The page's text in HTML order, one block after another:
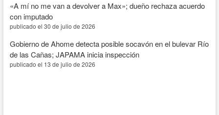
«A mí no me van a devolver a Max»; dueño rechaza acuerdo
con imputado
publicado el 30 de julio de 2026
Gobierno de Ahome detecta posible socavón en el bulevar Río
de las Cañas; JAPAMA inicia inspección
publicado el 13 de julio de 2026